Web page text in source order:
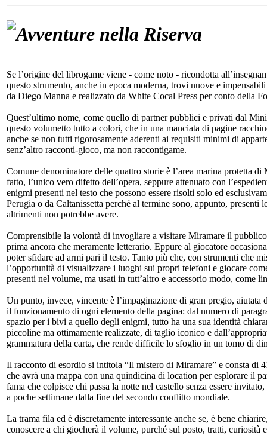
Avventure nella Riserva
Se l’origine del librogame viene - come noto - ricondotta
questo strumento, anche in epoca moderna, trovi nuove e
da Diego Manna e realizzato da White Cocal Press per conto della
Quest’ultimo nome, come quello di partner pubblici e privati dal
questo volumetto tutto a colori, che in una manciata di pagine
anche se non tutti rigorosamente aderenti ai requisiti minimi di
senz’altro racconti-gioco, ma non raccontigame.
Comune denominatore delle quattro storie è l’area marina protetta
fatto, l’unico vero difetto dell’opera, seppure attenuato con
enigmi presenti nel testo che possono essere risolti solo ed
Perugia o da Caltanissetta perché al termine sono, appunto,
altrimenti non potrebbe avere.
Comprensibile la volontà di invogliare a visitare Miramare il
prima ancora che meramente letterario. Eppure al giocatore
poter sfidare ad armi pari il testo. Tanto più che, con strumenti che
l’opportunità di visualizzare i luoghi sui propri telefoni e giocare
presenti nel volume, ma usati in tutt’altro e accessorio modo, come
Un punto, invece, vincente è l’impaginazione di gran pregio, aiutata
il funzionamento di ogni elemento della pagina: dal numero di
spazio per i bivi a quello degli enigmi, tutto ha una sua identità
piccoline ma ottimamente realizzate, di taglio iconico e
grammatura della carta, che rende difficile lo sfoglio in un tomo di
Il racconto di esordio si intitola “Il mistero di Miramare” e consta di
che avrà una mappa con una quindicina di location per esplorare il
fama che colpisce chi passa la notte nel castello senza essere
a poche settimane dalla fine del secondo conflitto mondiale.
La trama fila ed è discretamente interessante anche se, è bene
conoscere a chi giocherà il volume, purché sul posto, tratti, curiosità